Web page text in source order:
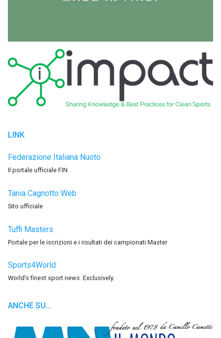
LINK
Federazione Italiana Nuoto
Il portale ufficiale FIN
Tania Cagnotto Web
Sito ufficiale
Tuffi Masters
Portale per le iscrizioni e i risultati dei campionati Master
Sports4World
World’s finest sport news. Exclusively.
ANCHE SU…